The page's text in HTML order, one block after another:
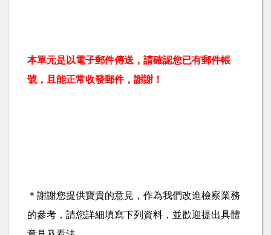
本單元是以電子郵件傳送，請確認您已有郵件帳
號，且能正常收發郵件，謝謝！
＊謝謝您提供寶貴的意見，作為我們改進檢察業務
的參考，請您詳細填寫下列資料，並歡迎提出具體